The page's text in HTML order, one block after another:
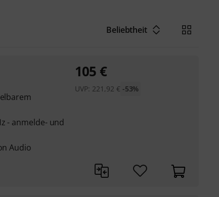
Beliebtheit
- anmelde- und
Audio
105 €
UVP: 221,92 € -53%